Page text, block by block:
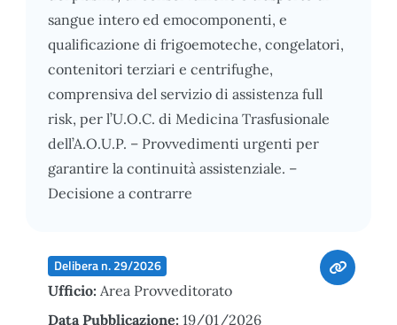
sangue intero ed emocomponenti, e
qualificazione di frigoemoteche, congelatori,
contenitori terziari e centrifughe,
comprensiva del servizio di assistenza full
risk, per l’U.O.C. di Medicina Trasfusionale
dell’A.O.U.P. – Provvedimenti urgenti per
garantire la continuità assistenziale. –
Decisione a contrarre
Delibera n. 29/2026
Ufficio: Area Provveditorato
Data Pubblicazione: 19/01/2026